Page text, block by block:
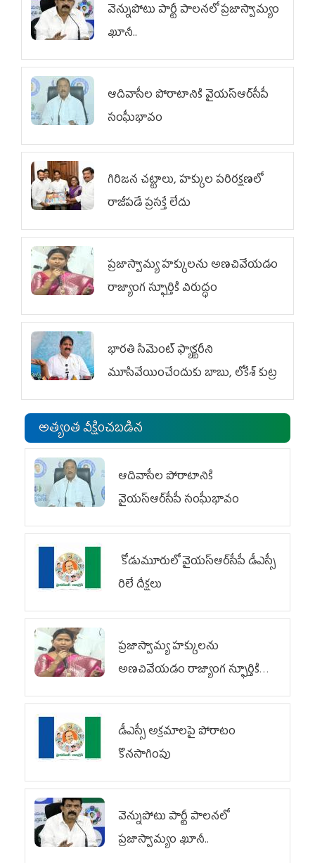
వెన్నుపోటు పార్టీ పాలనలో ప్రజాస్వామ్యం
ఖూనీ..
ఆదివాసీల పోరాటానికి వైయ‌స్ఆర్‌సీపీ
సంఘీభావం
గిరిజన చట్టాలు, హక్కుల పరిరక్షణలో
రాజీపడే ప్రసక్తే లేదు
ప్రజాస్వామ్య హక్కులను అణచివేయడం
రాజ్యాంగ స్ఫూర్తికి విరుద్ధం
భారతి సిమెంట్ ఫ్యాక్టరీని
మూసివేయించేందుకు బాబు, లోకేశ్ కుట్ర
అత్యంత వీక్షించబడిన
ఆదివాసీల పోరాటానికి
వైయ‌స్ఆర్‌సీపీ సంఘీభావం
కోడుమూరులో వైయ‌స్ఆర్‌సీపీ డీఎస్సీ
రిలే దీక్షలు
ప్రజాస్వామ్య హక్కులను
అణచివేయడం రాజ్యాంగ స్ఫూర్తికి
విరుద్ధం
డీఎస్సీ అక్రమాలపై పోరాటం
కొనసాగింపు
వెన్నుపోటు పార్టీ పాలనలో
ప్రజాస్వామ్యం ఖూనీ..